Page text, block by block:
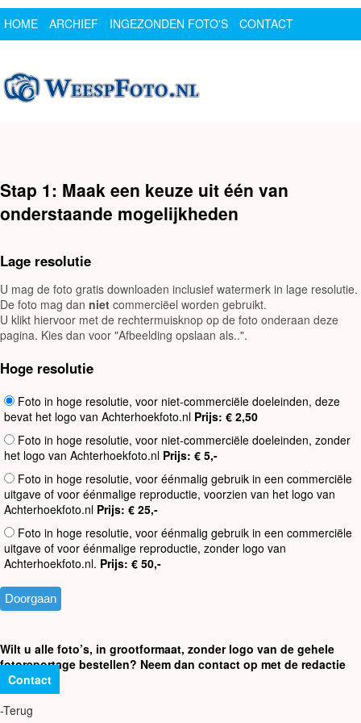
HOME ARCHIEF INGEZONDEN FOTO'S
CONTACT
Stap 1: Maak een keuze uit één van
onderstaande mogelijkheden
Lage resolutie
U mag de foto gratis downloaden inclusief watermerk in lage resolutie.
De foto mag dan niet commerciëel worden gebruikt.
U klikt hiervoor met de rechtermuisknop op de foto onderaan deze
pagina. Kies dan voor "Afbeelding opslaan als..".
Hoge resolutie
Foto in hoge resolutie, voor niet-commerciële doeleinden, deze
bevat het logo van Achterhoekfoto.nl Prijs: € 2,50
Foto in hoge resolutie, voor niet-commerciële doeleinden, zonder
het logo van Achterhoekfoto.nl Prijs: € 5,-
Foto in hoge resolutie, voor éénmalig gebruik in een commerciële
uitgave of voor éénmalige reproductie, voorzien van het logo van
Achterhoekfoto.nl Prijs: € 25,-
Foto in hoge resolutie, voor éénmalig gebruik in een commerciële
uitgave of voor éénmalige reproductie, zonder logo van
Achterhoekfoto.nl. Prijs: € 50,-
Wilt u alle foto’s, in grootformaat, zonder logo van de gehele
fotoreportage bestellen? Neem dan contact op met de redactie
Contact
-Terug